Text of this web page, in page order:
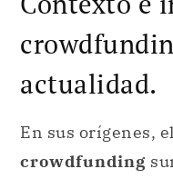
actualidad.
En sus orígenes,
crowdfunding